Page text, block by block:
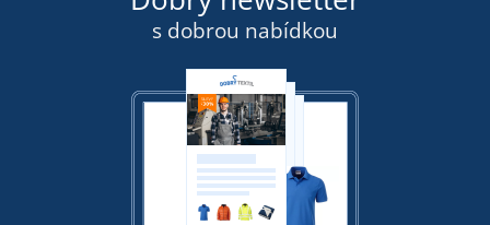
s dobrou nabídkou